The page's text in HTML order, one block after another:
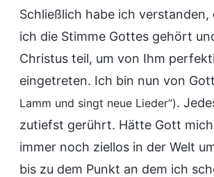
Schließlich habe ich
ich die Stimme Gottes gehört
Christus teil, um von Ihm
eingetreten. Ich bin nun von
Lamm und singt neue Lieder“).
zutiefst gerührt. Hätte Gott
immer noch ziellos in der Welt
bis zu dem Punkt an dem ich